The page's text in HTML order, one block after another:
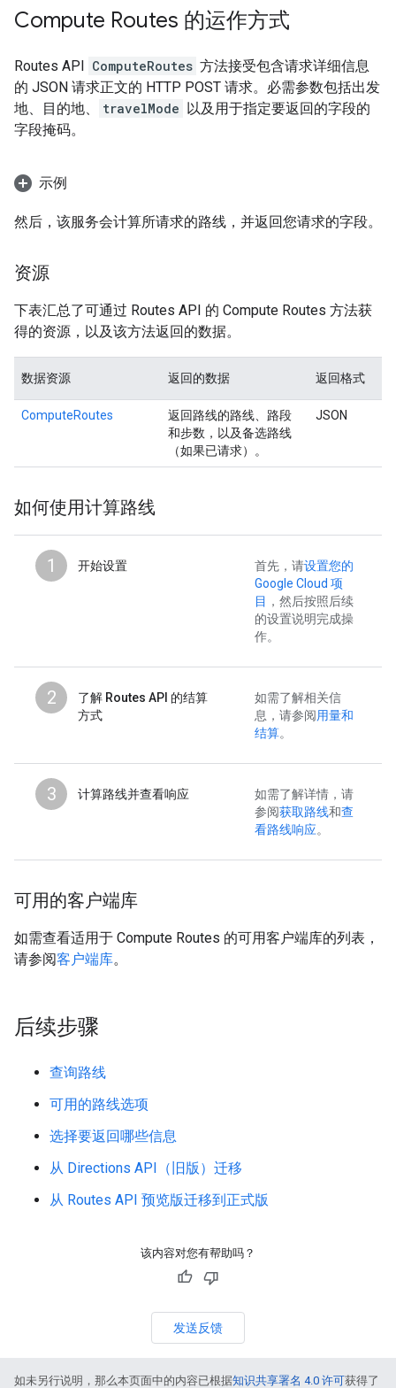
Compute Routes 的运作方式
Routes API ComputeRoutes 方法接受包含请求详细信息
的 JSON 请求正文的 HTTP POST 请求。必需参数包括出发
地、目的地、
travelMode 以及用于指定要返回的字段的
字段掩码。
示例
然后，该服务会计算所请求的路线，并返回您请求的字段。
资源
下表汇总了可通过 Routes API 的 Compute Routes 方法获
得的资源，以及该方法返回的数据。
数据资源 返回的数据 返回格式
ComputeRoutes
返回路线的路线、路段
和步数，以及备选路线
（如果已请求）。
JSON
如何使用计算路线
1 开始设置 首先，请设置您的
Google Cloud 项
目 ，然后按照后续
的设置说明完成操
作。
2
了解 Routes API 的结算
方式
如需了解相关信
息，请参阅用量和
结算。
3 计算路线并查看响应
如需了解详情，请
参阅获取路线和查
看路线响应。
可用的客户端库
如需查看适用于 Compute Routes 的可用客户端库的列表，
请参阅客户端库。
后续步骤
查询路线
可用的路线选项
选择要返回哪些信息
从 Directions API（旧版）迁移
从 Routes API 预览版迁移到正式版
该内容对您有帮助吗？
发送反馈
如未另行说明，那么本页面中的内容已根据知识共享署名 4.0 许可获得了